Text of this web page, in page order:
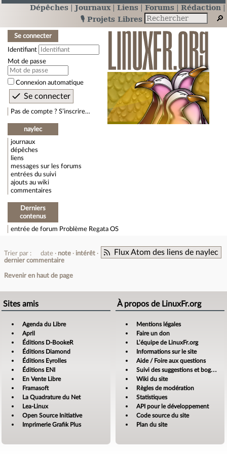
Dépêches Journaux Liens Forums
Rédaction
🎙️ Projets Libres
Se connecter
Identifiant
Mot de passe
Connexion automatique
Pas de compte ? S’inscrire…
naylec
journaux
dépêches
liens
messages sur les forums
entrées du suivi
ajouts au wiki
commentaires
Derniers
contenus
entrée de forum Problème Regata OS
Flux Atom des liens de naylec
Trier par : date note
intérêt
dernier commentaire
Revenir en haut de page
Sites amis
Agenda du Libre
April
Éditions D-BookeR
Éditions Diamond
Éditions Eyrolles
Éditions ENI
En Vente Libre
Framasoft
La Quadrature du Net
Lea-Linux
Open Source Initiative
Imprimerie Grafik Plus
À propos de LinuxFr.org
Mentions légales
Faire un don
L’équipe de LinuxFr.org
Informations sur le site
Aide / Foire aux questions
Suivi des suggestions et bogues
Wiki du site
Règles de modération
Statistiques
API pour le développement
Code source du site
Plan du site